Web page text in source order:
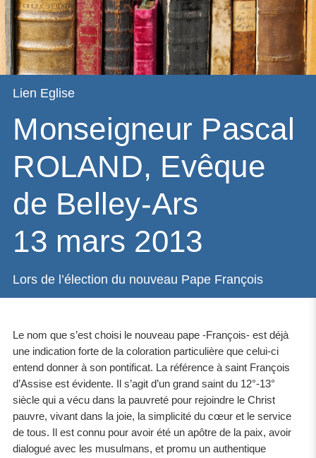
Lien Eglise
Monseigneur Pascal
ROLAND, Evêque
de Belley-Ars
13 mars 2013
Lors de l’élection du nouveau Pape François
Le nom que s’est choisi le nouveau pape -François- est déjà
une indication forte de la coloration particulière que celui-ci
entend donner à son pontificat. La référence à saint François
d’Assise est évidente. Il s’agit d’un grand saint du 12°-13°
siècle qui a vécu dans la pauvreté pour rejoindre le Christ
pauvre, vivant dans la joie, la simplicité du cœur et le service
de tous. Il est connu pour avoir été un apôtre de la paix, avoir
dialogué avec les musulmans, et promu un authentique